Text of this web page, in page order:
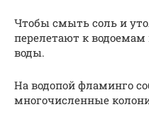
Чтобы смыть соль и
перелетают к
воды.
На водопой фламинго
многочисленные